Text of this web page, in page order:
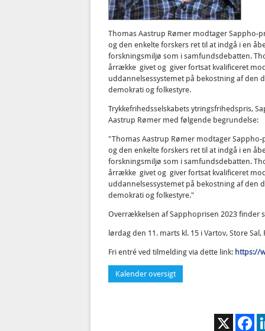
Thomas Aastrup Rømer modtager Sappho-
og den enkelte forskers ret til at indgå i en
forskningsmiljø som i samfundsdebatten.
årrække givet og giver fortsat kvalificeret
uddannelsessystemet på bekostning af
demokrati og folkestyre.
Trykkefrihedsselskabets ytringsfrihedspris,
Aastrup Rømer med følgende begrundelse:
"Thomas Aastrup Rømer modtager
og den enkelte forskers ret til at indgå i en
forskningsmiljø som i samfundsdebatten.
årrække givet og giver fortsat kvalificeret
uddannelsessystemet på bekostning af
demokrati og folkestyre."
Overrækkelsen af Sapphoprisen 2023 finder
lørdag den 11. marts kl. 15 i Vartov, Store
Fri entré ved tilmelding via dette link: https://
Kalender oversigt